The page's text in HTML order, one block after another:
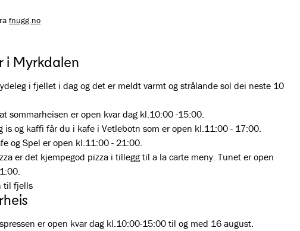
fnugg.no
i Myrkdalen
i fjellet i dag og det er meldt varmt og strålande sol dei neste 10
sommarheisen er open kvar dag kl.10:00 -15:00.
is og kaffi får du i kafe i Vetlebotn som er open kl.11:00 - 17:00.
og Spel er open kl.11:00 - 21:00.
er det kjempegod pizza i tillegg til a la carte meny. Tunet er open
til fjells
er open kvar dag kl.10:00-15:00 til og med 16 august.